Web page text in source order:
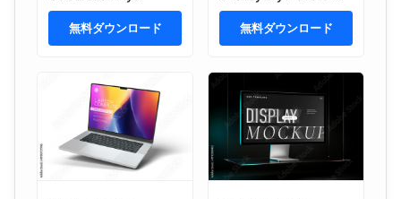
無料ダウンロード
Effect
無料ダウンロード